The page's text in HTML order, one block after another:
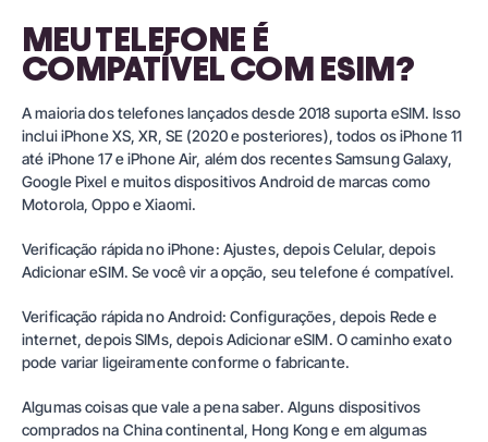
MEU TELEFONE É
COMPATÍVEL COM ESIM?
A maioria dos telefones lançados desde 2018 suporta eSIM. Isso
inclui iPhone XS, XR, SE (2020 e posteriores), todos os iPhone 11
até iPhone 17 e iPhone Air, além dos recentes Samsung Galaxy,
Google Pixel e muitos dispositivos Android de marcas como
Motorola, Oppo e Xiaomi.
Verificação rápida no iPhone: Ajustes, depois Celular, depois
Adicionar eSIM. Se você vir a opção, seu telefone é compatível.
Verificação rápida no Android: Configurações, depois Rede e
internet, depois SIMs, depois Adicionar eSIM. O caminho exato
pode variar ligeiramente conforme o fabricante.
Algumas coisas que vale a pena saber. Alguns dispositivos
comprados na China continental, Hong Kong e em algumas